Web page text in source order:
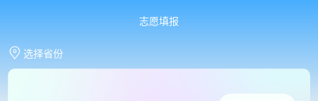
志愿填报
选择省份